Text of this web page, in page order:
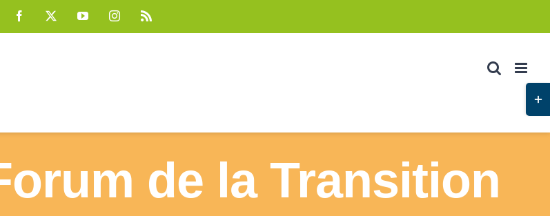
Facebook YouTubeInstagram
de la Transition
de
la